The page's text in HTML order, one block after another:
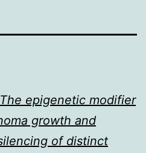
epigenetic modifier
growth and
of distinct